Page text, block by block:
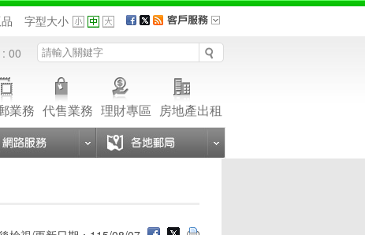
字型大小
00
業務 代售業務 理財專區 房地產出租